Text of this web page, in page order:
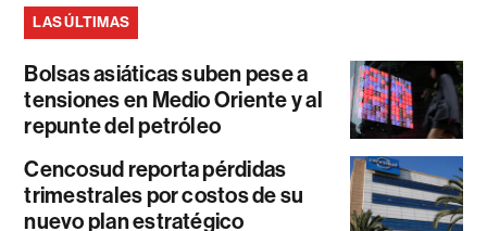
LAS ÚLTIMAS
Bolsas asiáticas suben pese a
tensiones en Medio Oriente y al
repunte del petróleo
Cencosud reporta pérdidas
trimestrales por costos de su
nuevo plan estratégico